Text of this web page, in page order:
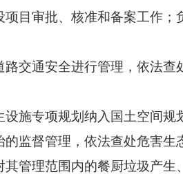
审批、核准和备案工作；
通安全进行管理，依法查
专项规划纳入国土空间规
督管理，依法查处危害生
理范围内的餐厨垃圾产生